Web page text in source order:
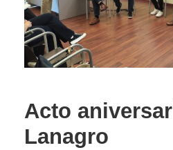
Acto
Lanagro